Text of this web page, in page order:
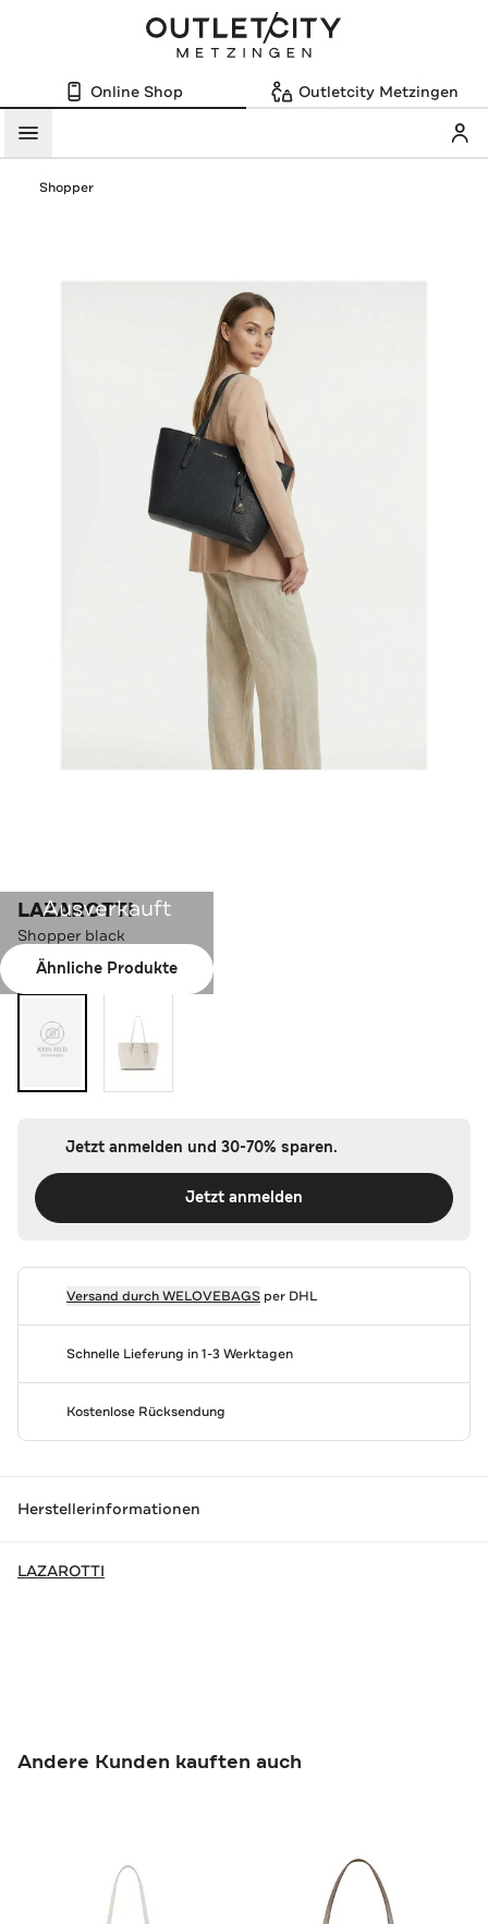
Online Shop Outletcity Metzingen
Menü
Shopper
Ausverkauft
Ähnliche Produkte
LAZAROTTI
Shopper black
Farbe:black
Jetzt anmelden und 30-70% sparen.
Jetzt anmelden
Versand durchWELOVEBAGSper DHL
Schnelle Lieferung in 1-3 Werktagen
Kostenlose Rücksendung
Herstellerinformationen
LAZAROTTI
Andere Kunden kauften auch